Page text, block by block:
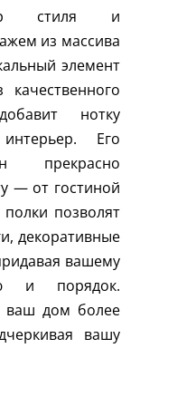
стиля и
из массива
элемент
нотку
Его
прекрасно
— от гостиной
позволят
декоративные
вашему
и порядок.
ваш дом более
вашу